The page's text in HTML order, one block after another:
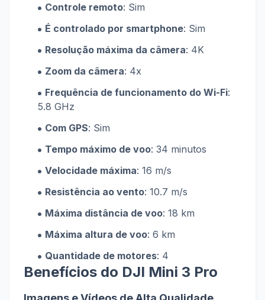
Controle remoto: Sim
É controlado por smartphone: Sim
Resolução máxima da câmera: 4K
Zoom da câmera: 4x
Frequência de funcionamento do Wi-Fi:
5.8 GHz
Com GPS: Sim
Tempo máximo de voo: 34 minutos
Velocidade máxima: 16 m/s
Resistência ao vento: 10.7 m/s
Máxima distância de voo: 18 km
Máxima altura de voo: 6 km
Quantidade de motores: 4
Benefícios do DJI Mini 3 Pro